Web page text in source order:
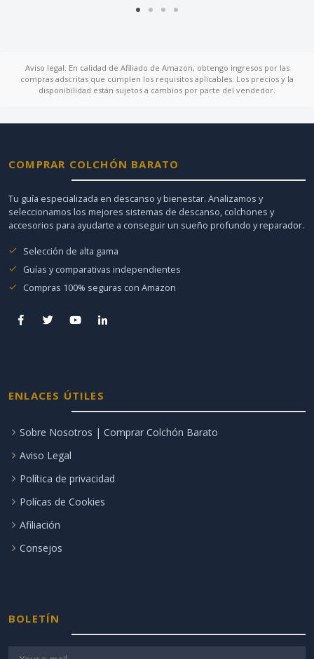
Aviso legal: En calidad de Afiliado de Amazon, obtengo ingresos por las
compras adscritas que cumplen los requisitos aplicables. Los precios y la
disponibilidad están sujetos a cambios por parte del vendedor.
COMPRAR COLCHÓN BARATO
Tu guía especializada en descanso y bienestar. Analizamos y
seleccionamos los mejores sistemas de descanso, colchones y
accesorios para ayudarte a conseguir un sueño profundo y reparador.
Selección de alta gama
Guías y comparativas independientes
Compras 100% seguras con Amazon
ENLACES ÚTILES
Sobre Nosotros | Comprar Colchón Barato
Aviso Legal
Política de privacidad
Polícas de Cookies
Afiliación
Consejos
BOLETÍN